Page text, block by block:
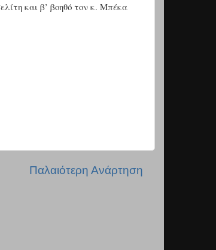
και β’ βοηθό τον κ. Μπέκα
Παλαιότερη Ανάρτηση